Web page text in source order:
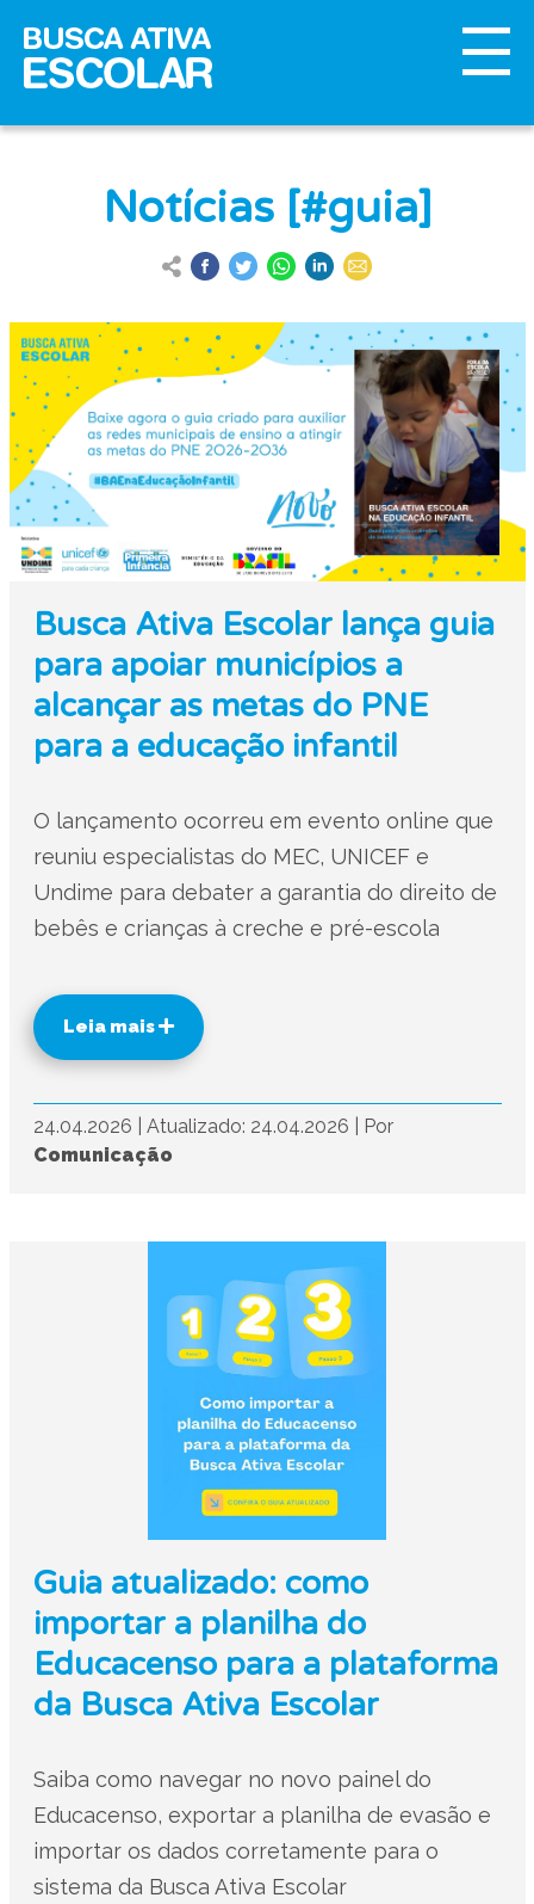
Notícias [#guia]
Busca Ativa Escolar lança guia
para apoiar municípios a
alcançar as metas do PNE
para a educação infantil
O lançamento ocorreu em evento online que
reuniu especialistas do MEC, UNICEF e
Undime para debater a garantia do direito de
bebês e crianças à creche e pré-escola
Leia mais
24.04.2026 Atualizado: 24.04.2026
Por
Comunicação
Guia atualizado: como
importar a planilha do
Educacenso para a plataforma
da Busca Ativa Escolar
Saiba como navegar no novo painel do
Educacenso, exportar a planilha de evasão e
importar os dados corretamente para o
sistema da Busca Ativa Escolar